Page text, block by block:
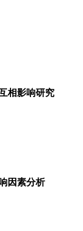
相影响研究
因素分析